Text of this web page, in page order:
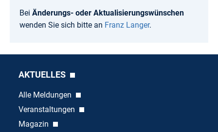
Bei Änderungs- oder Aktualisierungswünschen
wenden Sie sich bitte an Franz Langer.
AKTUELLES
Alle Meldungen
Veranstaltungen
Magazin